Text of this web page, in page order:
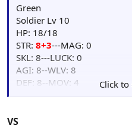
Green
Soldier Lv 10
HP: 18/18
STR: 8+3---MAG: 0
SKL: 8---LUCK: 0
AGI: 8--WLV: 8
DEF: 8--MOV: 4
EXP: 26
Weapon : Iron
Click to
VS